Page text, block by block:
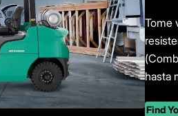
Tome
hasta
Find